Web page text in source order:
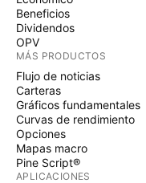
Beneficios
Dividendos
OPV
MÁS PRODUCTOS
Flujo de noticias
Carteras
Gráficos fundamentales
Curvas de rendimiento
Opciones
Mapas macro
Pine Script®
APLICACIONES